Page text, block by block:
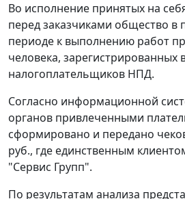
Во исполнение принятых на
перед заказчиками общество в
периоде к выполнению работ
человека, зарегистрированных
налогоплательщиков НПД.
Согласно информационной
органов привлеченными
сформировано и передано
руб., где единственным
"Сервис Групп".
По результатам анализа